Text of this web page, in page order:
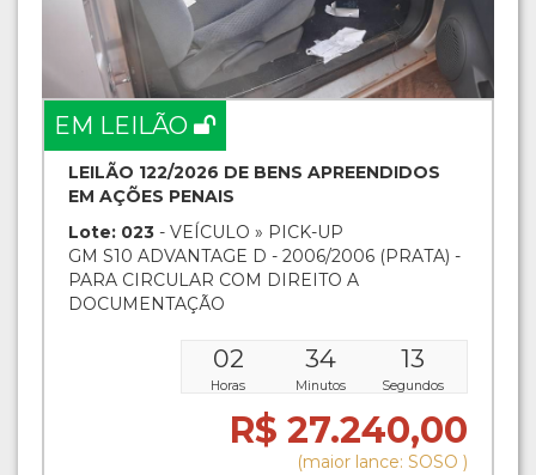
EM LEILÃO
LEILÃO 122/2026 DE BENS APREENDIDOS
EM AÇÕES PENAIS
Lote: 023 - VEÍCULO » PICK-UP
GM S10 ADVANTAGE D - 2006/2006 (PRATA) -
PARA CIRCULAR COM DIREITO A
DOCUMENTAÇÃO
02
Horas
34
Minutos
12
Segundos
R$ 27.240,00
(maior lance: SOSO )